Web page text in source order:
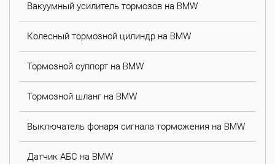
Вакуумный усилитель тормозов на BMW
Колесный тормозной цилиндр на BMW
Тормозной суппорт на BMW
Тормозной шланг на BMW
Выключатель фонаря сигнала торможения на BMW
Датчик АБС на BMW